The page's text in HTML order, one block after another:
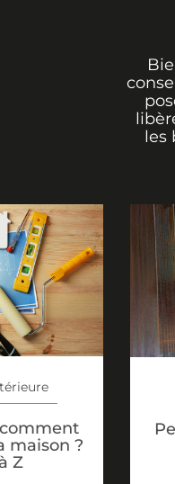
les
maison ?
Z